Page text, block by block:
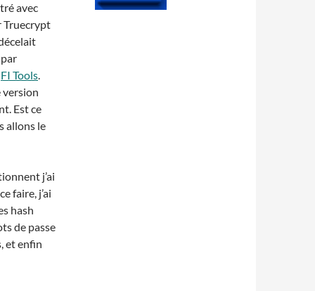
avec
Truecrypt
FI Tools.
version
Est ce
allons le
j’ai
faire, j’ai
hash
de passe
et enfin